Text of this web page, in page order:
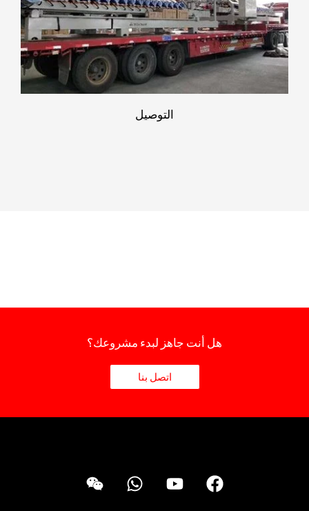
التوصيل
هل أنت جاهز لبدء مشروعك؟
اتصل بنا
ف
ي
ي
و
و
ا
و
ي